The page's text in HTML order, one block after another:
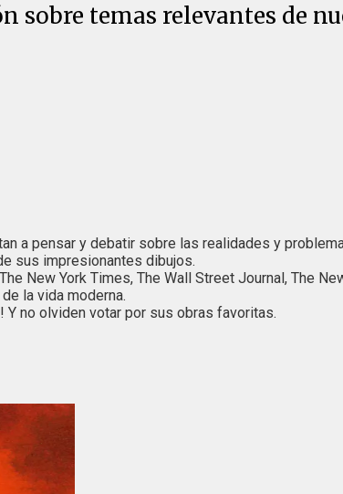
temas relevantes de
a pensar y debatir sobre las realidades y
sus impresionantes dibujos.
New York Times, The Wall Street Journal, The
la vida moderna.
no olviden votar por sus obras favoritas.